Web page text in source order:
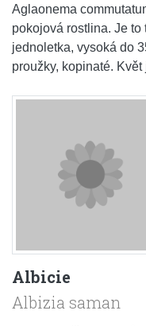
Aglaonema
pokojová rostlina. Je
jednoletka, vysoká do
proužky, kopinaté.
Albicie
Albizia saman